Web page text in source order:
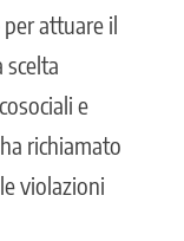
attuare il
e
richiamato
violazioni